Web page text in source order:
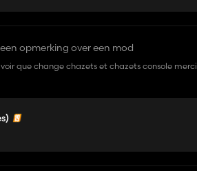
opmerking over een mod
que change chazets et chazets console merci